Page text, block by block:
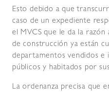
Esto debido a que
caso de un expediente
el MVCS que le da la razón
de construcción ya están
departamentos vendidos e
públicos y habitados por
La ordenanza precisa que